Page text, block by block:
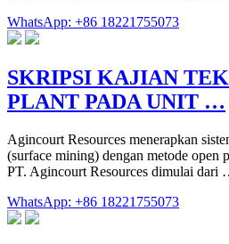
WhatsApp: +86 18221755073
SKRIPSI KAJIAN
PLANT PADA UNIT …
Agincourt Resources menerapkan
(surface mining) dengan metode open
PT. Agincourt Resources dimulai dari
WhatsApp: +86 18221755073